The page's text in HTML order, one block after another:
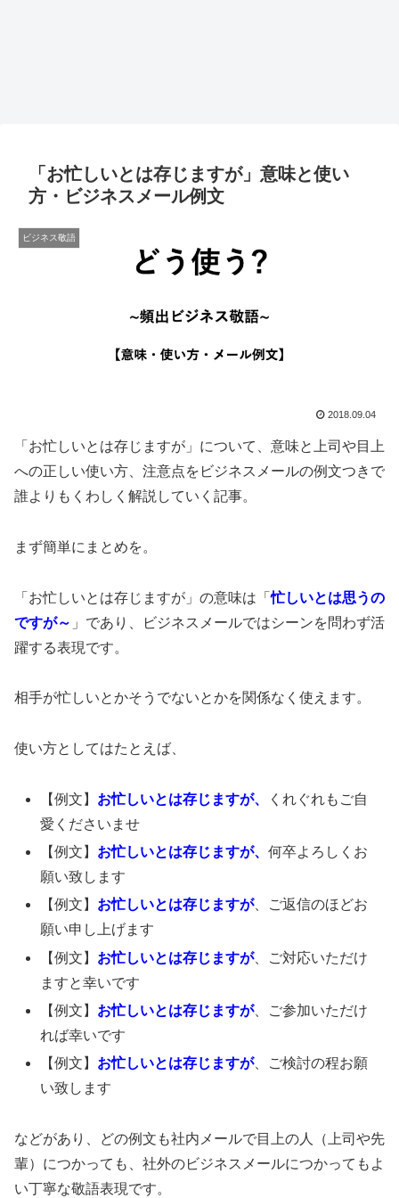
「お忙しいとは存じますが」意味と使い
方・ビジネスメール例文
ビジネス敬語
2018.09.04
「お忙しいとは存じますが」について、意味と上司や目上
への正しい使い方、注意点をビジネスメールの例文つきで
誰よりもくわしく解説していく記事。
まず簡単にまとめを。
「お忙しいとは存じますが」の意味は「忙しいとは思うの
ですが～ 」であり、ビジネスメールではシーンを問わず活
躍する表現です。
相手が忙しいとかそうでないとかを関係なく使えます。
使い方としてはたとえば、
【例文】 お忙しいとは存じますが、
くれぐれもご自
愛くださいませ
【例文】 お忙しいとは存じますが、何卒よろしくお
願い致します
【例文】 お忙しいとは存じますが、ご返信のほどお
願い申し上げます
【例文】 お忙しいとは存じますが、ご対応いただけ
ますと幸いです
【例文】 お忙しいとは存じますが、ご参加いただけ
れば幸いです
【例文】 お忙しいとは存じますが、ご検討の程お願
い致します
などがあり、どの例文も社内メールで目上の人（上司や先
輩）につかっても、社外のビジネスメールにつかってもよ
い丁寧な敬語表現です。